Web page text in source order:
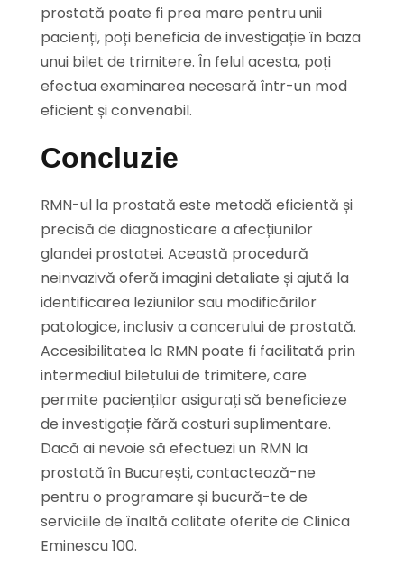
prostată poate fi prea mare pentru unii
pacienți, poți beneficia de investigație în baza
unui bilet de trimitere. În felul acesta, poți
efectua examinarea necesară într-un mod
eficient și convenabil.
Concluzie
RMN-ul la prostată este metodă eficientă și
precisă de diagnosticare a afecțiunilor
glandei prostatei. Această procedură
neinvazivă oferă imagini detaliate și ajută la
identificarea leziunilor sau modificărilor
patologice, inclusiv a cancerului de prostată.
Accesibilitatea la RMN poate fi facilitată prin
intermediul biletului de trimitere, care
permite pacienților asigurați să beneficieze
de investigație fără costuri suplimentare.
Dacă ai nevoie să efectuezi un RMN la
prostată în București, contactează-ne
pentru o programare și bucură-te de
serviciile de înaltă calitate oferite de Clinica
Eminescu 100.